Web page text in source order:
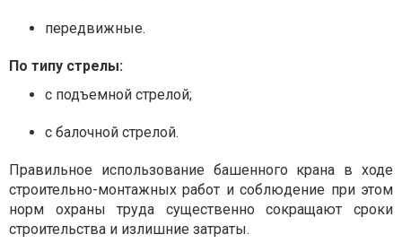
передвижные.
По типу стрелы:
с подъемной стрелой;
с балочной стрелой.
Правильное использование башенного крана в ходе
строительно-монтажных работ и соблюдение при этом
норм охраны труда существенно сокращают сроки
строительства и излишние затраты.